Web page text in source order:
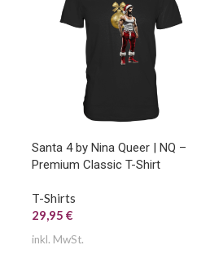
Santa 4 by Nina Queer | NQ –
Premium Classic T-Shirt
T-Shirts
29,95 €
inkl. MwSt.